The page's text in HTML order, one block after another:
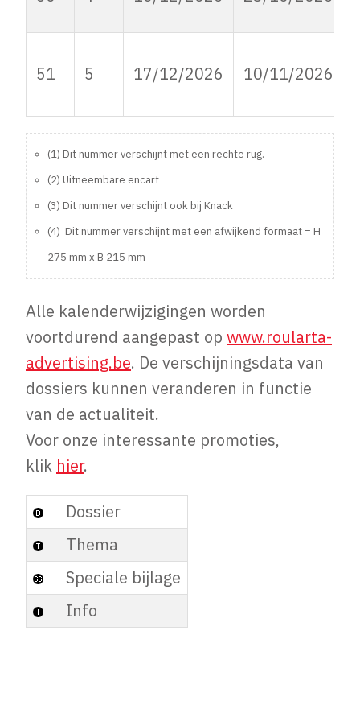
51 5 17/12/2026 10/11/2026
(1) Dit nummer verschijnt met een rechte rug.
(2) Uitneembare encart
(3) Dit nummer verschijnt ook bij Knack
(4) Dit nummer verschijnt met een afwijkend formaat = H
275 mm x B 215 mm
Alle kalenderwijzigingen worden
voortdurend aangepast op www.roularta-
advertising.be. De verschijningsdata van
dossiers kunnen veranderen in functie
van de actualiteit.
Voor onze interessante promoties,
klik hier.
Dossier
Thema
Speciale bijlage
Info